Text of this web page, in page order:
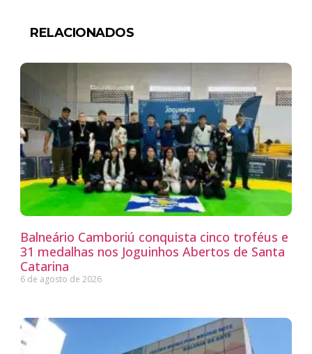
RELACIONADOS
Balneário Camboriú conquista cinco troféus e
31 medalhas nos Joguinhos Abertos de Santa
Catarina
6 de agosto de 2026